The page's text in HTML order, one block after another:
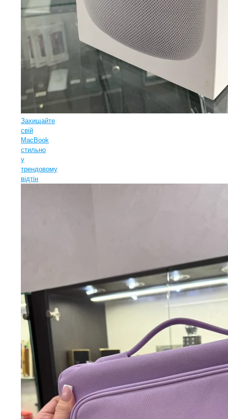
Захищайте
свій
MacBook
стильно
у
трендовому
відтін